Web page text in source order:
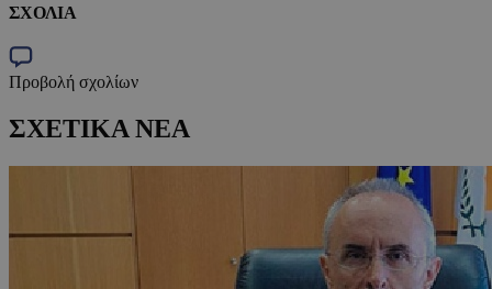
ΣΧΟΛΙΑ
Προβολή σχολίων
ΣΧΕΤΙΚΑ ΝΕΑ